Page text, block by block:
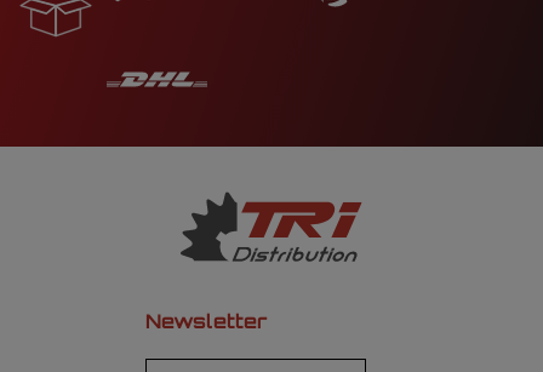
Newsletter